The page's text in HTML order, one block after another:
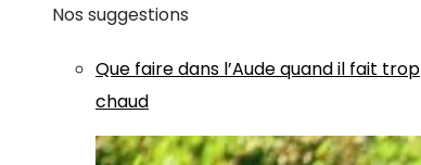
Nos suggestions
Que faire dans l’Aude quand il fait trop
chaud